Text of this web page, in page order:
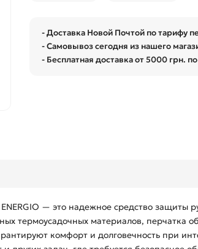
- Доставка Новой Почтой по тарифу
- Самовывоз сегодня из нашего
- Бесплатная доставка от 5000 грн.
— это надежное средство защиты
термоусадочных материалов, перчатка
комфорт и долговечность при